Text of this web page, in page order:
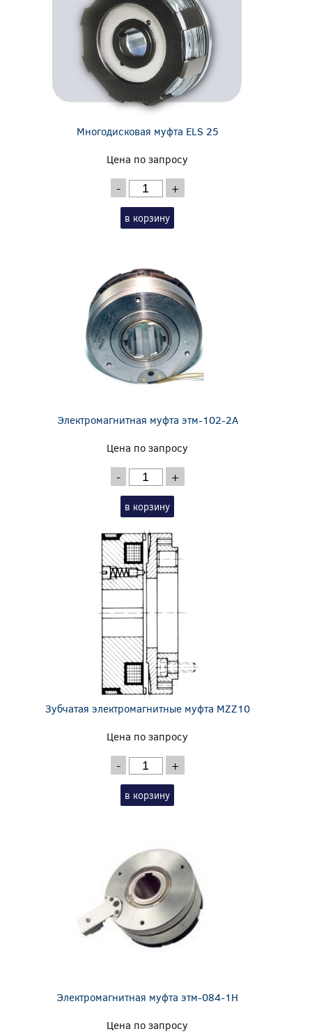
Многодисковая муфта ELS 25
Цена по запросу
- +
в корзину
Электромагнитная муфта этм-102-2А
Цена по запросу
- +
в корзину
Зубчатая электромагнитные муфта MZZ10
Цена по запросу
- +
в корзину
Электромагнитная муфта этм-084-1Н
Цена по запросу